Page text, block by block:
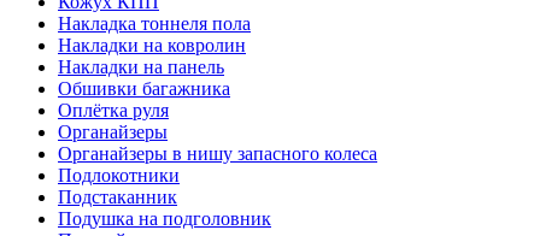
Накладка тоннеля пола
Накладки на ковролин
Накладки на панель
Обшивки багажника
Оплётка руля
Органайзеры
Органайзеры в нишу запасного колеса
Подлокотники
Подстаканник
Подушка на подголовник